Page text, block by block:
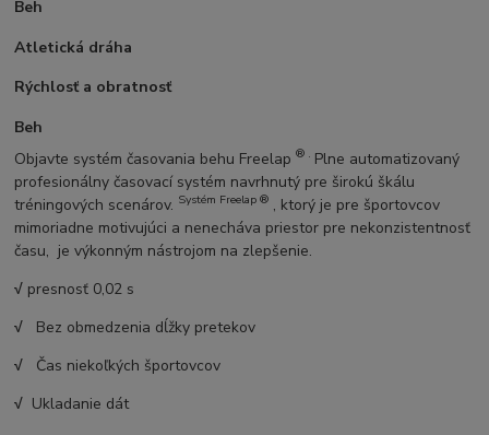
Beh
Atletická dráha
Rýchlosť a obratnosť
Beh
Objavte systém časovania behu Freelap® . Plne automatizovaný
profesionálny časovací systém navrhnutý pre širokú škálu
tréningových scenárov. Systém Freelap ® , ktorý je pre športovcov
mimoriadne motivujúci a nenecháva priestor pre nekonzistentnosť
času, je výkonným nástrojom na zlepšenie.
√ presnosť 0,02 s
√ Bez obmedzenia dĺžky pretekov
√ Čas niekoľkých športovcov
√ Ukladanie dát